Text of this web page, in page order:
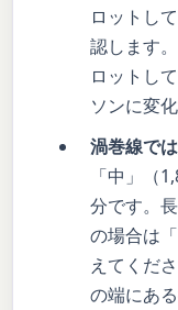
ロットし
認します。
ロットし
ソンに変
渦巻線で
「中」（
分です。
の場合は
えてくだ
の端にあ